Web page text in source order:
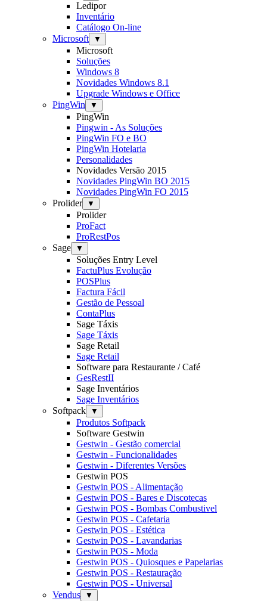
Ledipor
Inventário
Catálogo On-line
Microsoft
▼
Microsoft
Soluções
Windows 8
Novidades Windows 8.1
Upgrade Windows e Office
PingWin
▼
PingWin
Pingwin - As Soluções
PingWin FO e BO
PingWin Hotelaria
Personalidades
Novidades Versão 2015
Novidades PingWin BO 2015
Novidades PingWin FO 2015
Prolider
▼
Prolider
ProFact
ProRestPos
Sage
▼
Soluções Entry Level
FactuPlus Evolução
POSPlus
Factura Fácil
Gestão de Pessoal
ContaPlus
Sage Táxis
Sage Táxis
Sage Retail
Sage Retail
Software para Restaurante / Café
GesRestII
Sage Inventários
Sage Inventários
Softpack
▼
Produtos Softpack
Software Gestwin
Gestwin - Gestão comercial
Gestwin - Funcionalidades
Gestwin - Diferentes Versões
Gestwin POS
Gestwin POS - Alimentação
Gestwin POS - Bares e Discotecas
Gestwin POS - Bombas Combustivel
Gestwin POS - Cafetaria
Gestwin POS - Estética
Gestwin POS - Lavandarias
Gestwin POS - Moda
Gestwin POS - Quiosques e Papelarias
Gestwin POS - Restauração
Gestwin POS - Universal
Vendus
▼